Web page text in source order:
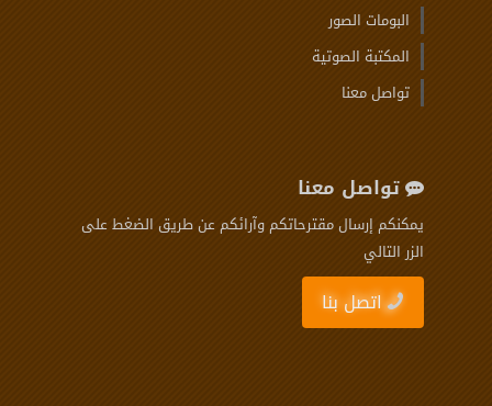
البومات الصور
المكتبة الصوتية
تواصل معنا
تواصل معنا
يمكنكم إرسال مقترحاتكم وآرائكم عن طريق الضغط على
الزر التالي
اتصل بنا